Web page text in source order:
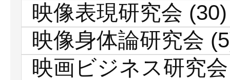
映像表現研究会 (30)
映像身体論研究会
映画ビジネス研究会